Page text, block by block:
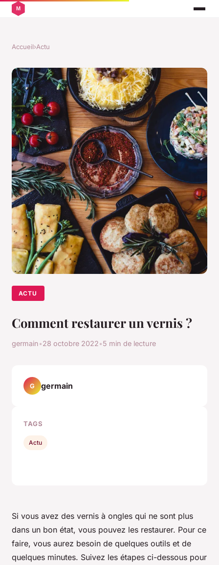
Accueil›Actu
ACTU
Comment restaurer un vernis ?
germain•28 octobre 2022•5 min de lecture
Si vous avez des vernis à ongles qui ne sont plus
dans un bon état, vous pouvez les restaurer. Pour ce
faire, vous aurez besoin de quelques outils et de
quelques minutes. Suivez les étapes ci-dessous pour
G germain
TAGS
Actu